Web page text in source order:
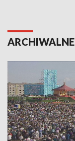
ARCHIWALNE